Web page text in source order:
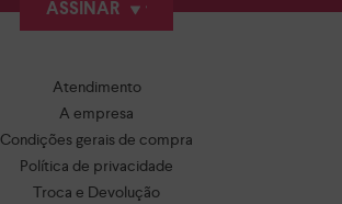
ASSINAR
Atendimento
A empresa
Condições gerais de compra
Política de privacidade
Troca e Devolução